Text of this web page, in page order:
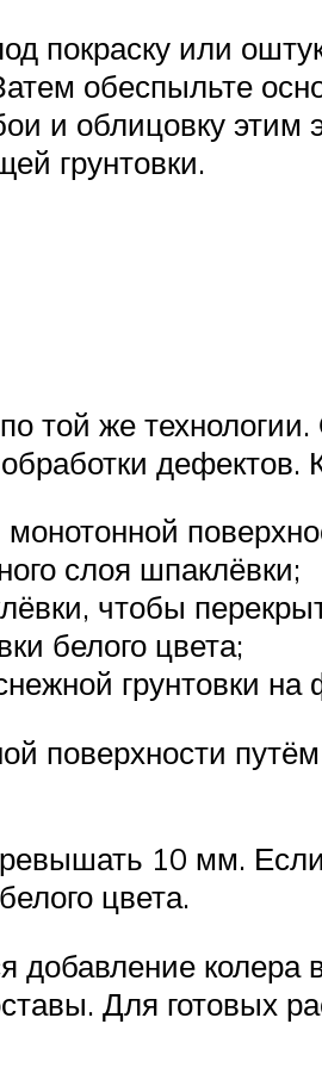
покраску или
обеспыльте
и облицовку
грунтовки.
той же
дефектов.
слоя шпаклёвки;
чтобы
белого цвета;
грунтовки
поверхности
10 мм. Если
цвета.
Для готовых